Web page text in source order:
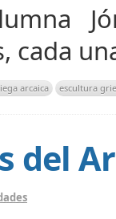
cada
arcaica escultura
del